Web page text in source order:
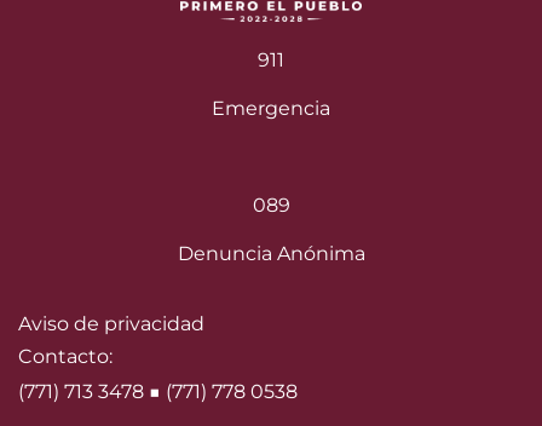
911
Emergencia
089
Denuncia Anónima
Aviso de privacidad
Contacto:
(771) 713 3478 ■ (771) 778 0538